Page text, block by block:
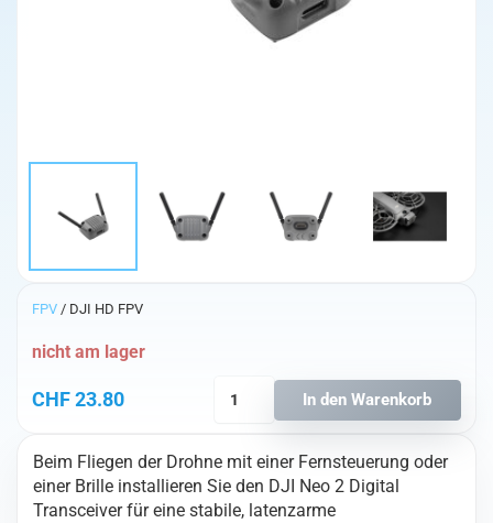
FPV / DJI HD FPV
CHF23.80
nicht am lager
Digital
Transceiver
Menge
In den Warenkorb
Beim Fliegen der Drohne mit einer Fernsteuerung oder
einer Brille installieren Sie den DJI Neo 2 Digital
Transceiver für eine stabile, latenzarme